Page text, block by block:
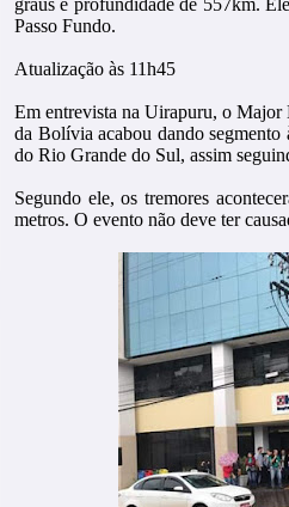
graus e profundidade de 557km.
Passo Fundo.
Atualização às 11h45
Em entrevista na Uirapuru, o
da Bolívia acabou dando segmento
do Rio Grande do Sul, assim
Segundo ele, os tremores
metros. O evento não deve ter